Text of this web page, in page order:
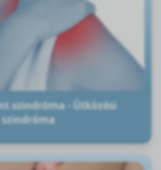
szindróma - Ütközési
szindróma